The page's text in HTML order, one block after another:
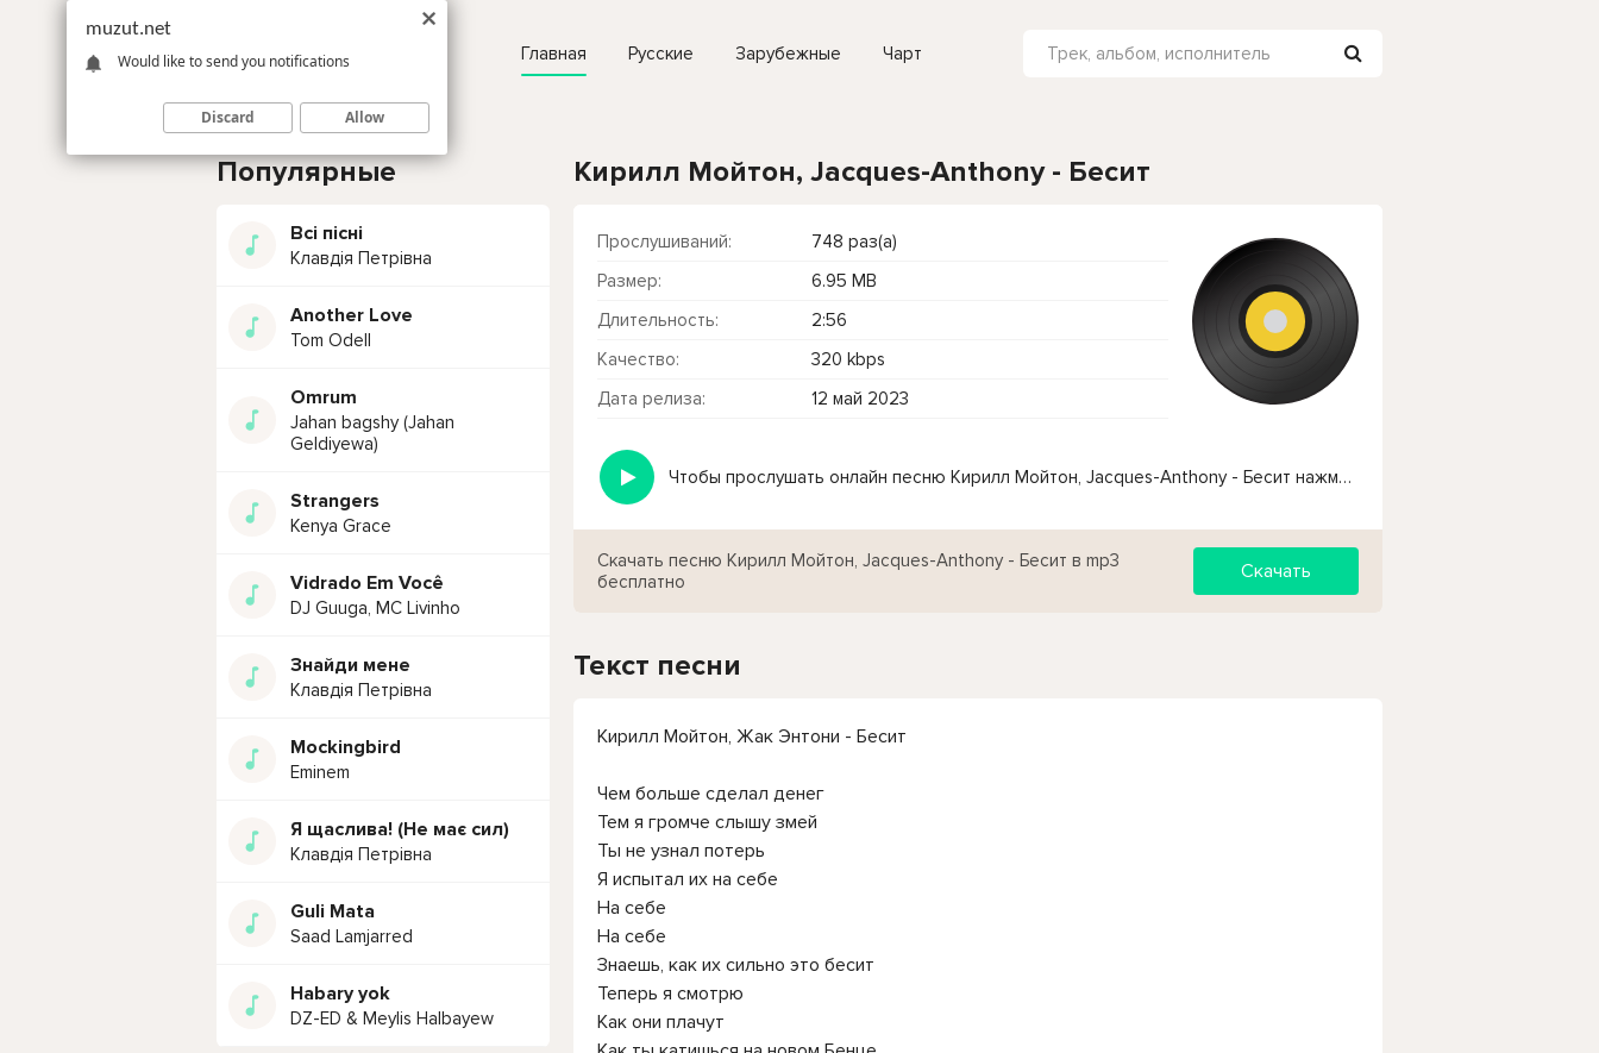
Главная Русские Зарубежные Чарт
Популярные
Всі пісні
Клавдія Петрівна
Another Love
Tom Odell
Omrum
Jahan bagshy (Jahan
Geldiyewa)
Strangers
Kenya Grace
Vidrado Em Você
DJ Guuga, MC Livinho
Знайди мене
Клавдія Петрівна
Mockingbird
Eminem
Я щаслива! (Не має сил)
Клавдія Петрівна
Guli Mata
Saad Lamjarred
Habary yok
DZ-ED & Meylis Halbayew
Кирилл Мойтон, Jacques-Anthony - Бесит
Прослушиваний:
748 раз(а)
Размер:
6.95 MB
Длительность:
2:56
Качество:
320 kbps
Дата релиза:
12 май 2023
Чтобы прослушать онлайн песню Кирилл Мойтон, Jacques-Anthony - Бесит нажмите на кнопку плей с светом зелений
Скачать песню Кирилл Мойтон, Jacques-Anthony - Бесит в mp3
бесплатно
Скачать
Текст песни
Кирилл Мойтон, Жак Энтони - Бесит
Чем больше сделал денег
Тем я громче слышу змей
Ты не узнал потерь
Я испытал их на себе
На себе
На себе
Знаешь, как их сильно это бесит
Теперь я смотрю
Как они плачут
muzut.net
Would like to send you notifications
Discard Allow